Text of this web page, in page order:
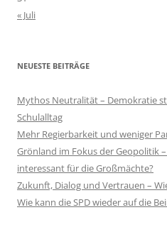
« Juli
NEUESTE BEITRÄGE
Mythos Neutralität – Demokratie
Schulalltag
Mehr Regierbarkeit und weniger
Grönland im Fokus der Geopolitik
interessant für die Großmächte?
Zukunft, Dialog und Vertrauen –
Wie kann die SPD wieder auf die